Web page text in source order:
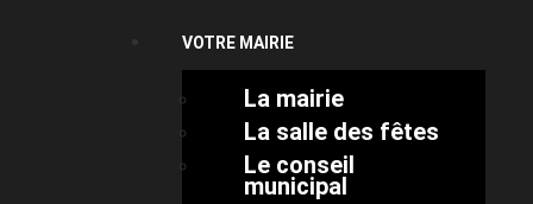
VOTRE MAIRIE
La mairie
La salle des fêtes
Le conseil
municipal